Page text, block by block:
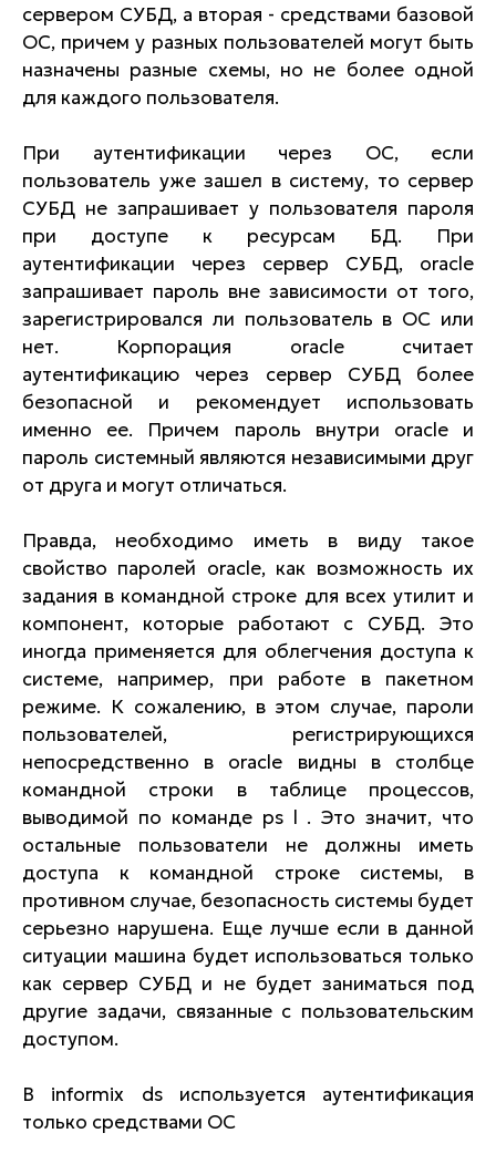
сервером СУБД, а вторая - средствами базовой
ОС, причем у разных пользователей могут быть
назначены разные схемы, но не более одной
для каждого пользователя.
При аутентификации через ОС, если
пользователь уже зашел в систему, то сервер
СУБД не запрашивает у пользователя пароля
при доступе к ресурсам БД. При
аутентификации через сервер СУБД, oracle
запрашивает пароль вне зависимости от того,
зарегистрировался ли пользователь в ОС или
нет. Корпорация oracle считает
аутентификацию через сервер СУБД более
безопасной и рекомендует использовать
именно ее. Причем пароль внутри oracle и
пароль системный являются независимыми друг
от друга и могут отличаться.
Правда, необходимо иметь в виду такое
свойство паролей oracle, как возможность их
задания в командной строке для всех утилит и
компонент, которые работают с СУБД. Это
иногда применяется для облегчения доступа к
системе, например, при работе в пакетном
режиме. К сожалению, в этом случае, пароли
пользователей, регистрирующихся
непосредственно в oracle видны в столбце
командной строки в таблице процессов,
выводимой по команде ps l . Это значит, что
остальные пользователи не должны иметь
доступа к командной строке системы, в
противном случае, безопасность системы будет
серьезно нарушена. Еще лучше если в данной
ситуации машина будет использоваться только
как сервер СУБД и не будет заниматься под
другие задачи, связанные с пользовательским
доступом.
В informix ds используется аутентификация
только средствами ОС